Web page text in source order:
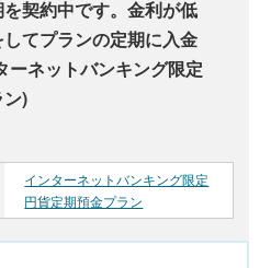
契約中です。金利が低
てプランの定期に入金
ーネットバンキング限定
)
インターネットバンキング限定
円貨定期預金プラン